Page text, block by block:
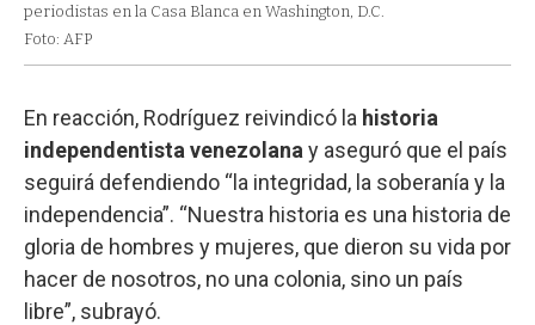
periodistas en la Casa Blanca en Washington, D.C.
Foto: AFP
En reacción, Rodríguez reivindicó la historia
independentista venezolana y aseguró que el país
seguirá defendiendo “la integridad, la soberanía y la
independencia”. “Nuestra historia es una historia de
gloria de hombres y mujeres, que dieron su vida por
hacer de nosotros, no una colonia, sino un país
libre”, subrayó.